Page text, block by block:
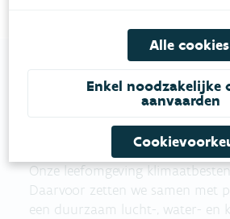
VLAAMSE
MILIEUMAATSCHAPPIJ
Onze leefomgeving
Daarvoor zetten we samen met
een duurzaam lucht-, water- en
Alle
Enkel noodzakelijke
aanvaarden